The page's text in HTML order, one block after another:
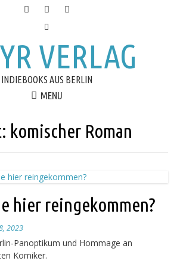
VERLAG
INDIEBOOKS AUS BERLIN
MENU
komischer Roman
hier reingekommen?
2023
Panoptikum und Hommage an
Komiker.